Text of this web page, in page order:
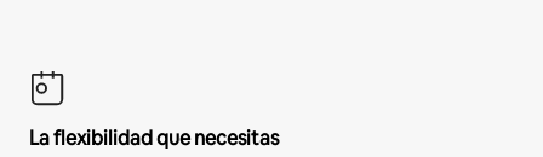
La flexibilidad que necesitas